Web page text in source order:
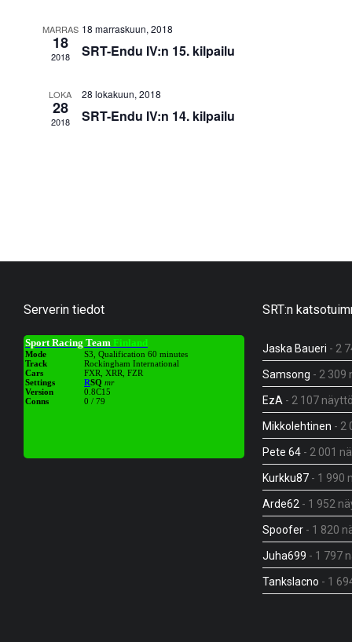
MARRAS
18
2018
18 marraskuun, 2018
SRT-Endu IV:n 15. kilpailu
LOKA
28
2018
28 lokakuun, 2018
SRT-Endu IV:n 14. kilpailu
Serverin tiedot SRT:n
Jaska Baueri - 2
Samsong - 2 309
EzA - 2 107
Mikkolehtinen - 2
Pete 64 - 2 001
Kurkku87 - 1 990
Arde62 - 1 952
Spoofer - 1 820
Juha699 - 1 797
Tankslacno - 1